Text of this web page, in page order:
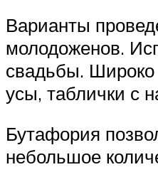
Варианты
молодоженов.
свадьбы. Широко
усы, таблички с
Бутафория
небольшое